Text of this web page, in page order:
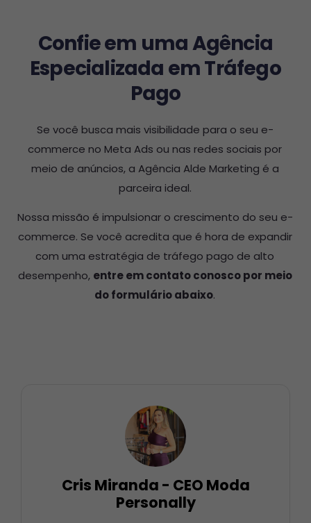
Confie em uma Agência
Especializada em Tráfego
Pago
Se você busca mais visibilidade para o seu e-
commerce no Meta Ads ou nas redes sociais por
meio de anúncios, a Agência Alde Marketing é a
parceira ideal.
Nossa missão é impulsionar o crescimento do seu e-
commerce. Se você acredita que é hora de expandir
com uma estratégia de tráfego pago de alto
desempenho, entre em contato conosco por meio
do formulário abaixo.
Cris Miranda - CEO Moda
Personally